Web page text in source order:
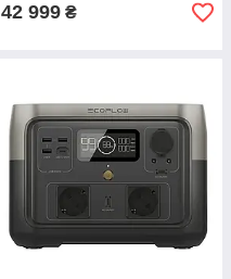
42 999 ₴